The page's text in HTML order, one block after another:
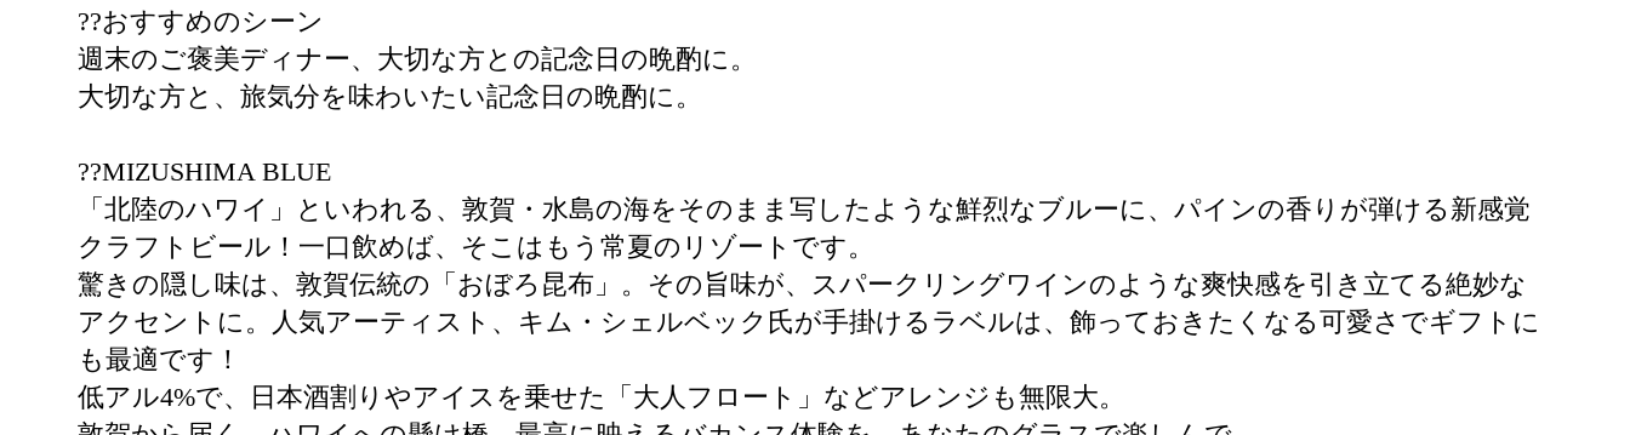
??おすすめのシーン
週末のご褒美ディナー、大切な方との記念日の晩酌に。
大切な方と、旅気分を味わいたい記念日の晩酌に。
??MIZUSHIMA BLUE
「北陸のハワイ」といわれる、敦賀・水島の海をそのまま写したような鮮烈なブルーに、パインの香りが弾ける新感覚
クラフトビール！一口飲めば、そこはもう常夏のリゾートです。
驚きの隠し味は、敦賀伝統の「おぼろ昆布」。その旨味が、スパークリングワインのような爽快感を引き立てる絶妙な
アクセントに。人気アーティスト、キム・シェルベック氏が手掛けるラベルは、飾っておきたくなる可愛さでギフトに
も最適です！
低アル4%で、日本酒割りやアイスを乗せた「大人フロート」などアレンジも無限大。